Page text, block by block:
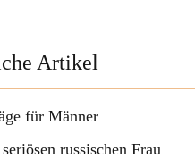
Artikel
für Männer
russischen Frau